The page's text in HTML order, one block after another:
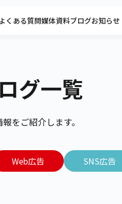
くある質問媒体資料ブログお知らせ
グ一覧
をご紹介します。
Web広告 SNS広告